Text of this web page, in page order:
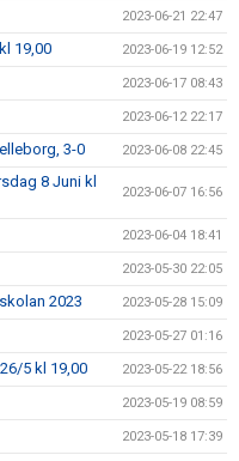
2023-06-21 22:47
19,00 2023-06-19 12:52
2023-06-17 08:43
2023-06-12 22:17
3-0 2023-06-08 22:45
8 Juni kl
2023-06-07 16:56
2023-06-04 18:41
2023-05-30 22:05
2023 2023-05-28 15:09
2023-05-27 01:16
5 kl 19,00 2023-05-22 18:56
2023-05-19 08:59
2023-05-18 17:39